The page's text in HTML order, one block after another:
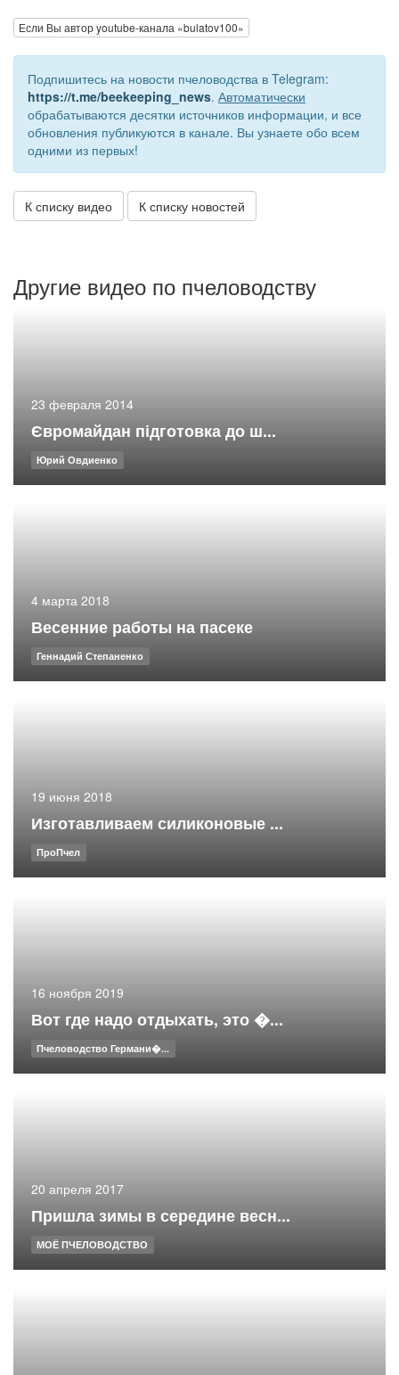
Если Вы автор youtube-канала «bulatov100»
Подпишитесь на новости пчеловодства в Telegram:
https://t.me/beekeeping_news. Автоматически
обрабатываются десятки источников информации, и все
обновления публикуются в канале. Вы узнаете обо всем
одними из первых!
К списку видео К списку новостей
Другие видео по пчеловодству
23 февраля 2014
Євромайдан підготовка до ш...
Юрий Овдиенко
4 марта 2018
Весенние работы на пасеке
Геннадий Степаненко
19 июня 2018
Изготавливаем силиконовые ...
ПроПчел
16 ноября 2019
Вот где надо отдыхать, это �...
Пчеловодство Германи�...
20 апреля 2017
Пришла зимы в середине весн...
МОЁ ПЧЕЛОВОДСТВО